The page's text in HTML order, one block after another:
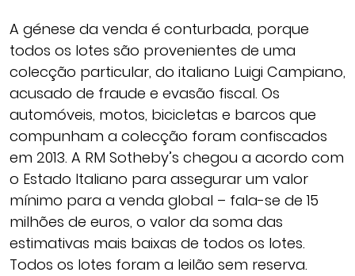
A génese da venda é conturbada, porque
todos os lotes são provenientes de uma
colecção particular, do italiano Luigi Campiano,
acusado de fraude e evasão fiscal. Os
automóveis, motos, bicicletas e barcos que
compunham a colecção foram confiscados
em 2013. A RM Sotheby’s chegou a acordo com
o Estado Italiano para assegurar um valor
mínimo para a venda global – fala-se de 15
milhões de euros, o valor da soma das
estimativas mais baixas de todos os lotes.
Todos os lotes foram a leilão sem reserva.